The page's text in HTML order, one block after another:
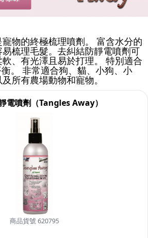
物的終極梳理噴劑。 富含水分的
梳理毛髮。去糾結防靜電噴劑可
、有光澤且易於打理。 特別適合
。 非常適合狗、貓、小狗、小
所有農場動物和寵物。
電噴劑（Tangles Away）
商品貨號 620795